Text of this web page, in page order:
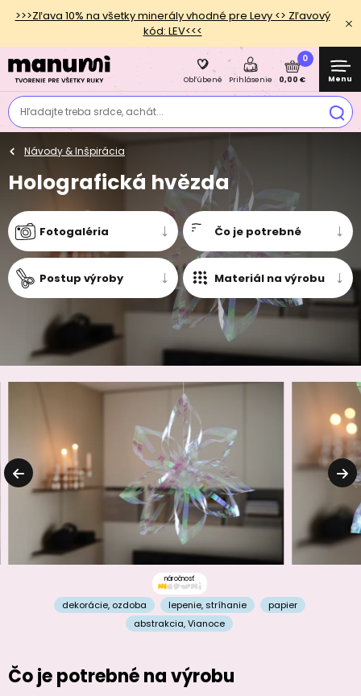
>>>Zľava 10% na všetky minerály vhodné pre Levy <> Zľavový
kód: LEV<<<
Hľadajte treba srdce, achát...
Obľúbené Prihlásenie
0
0,00 € Menu
Návody & Inšpirácia
Holografická hvězda
Fotogaléria Čo je potrebné
Postup výroby Materiál na výrobu
náročnosť
dekorácie, ozdoba lepenie, stríhanie
papier
abstrakcia,Vianoce
Čo je potrebné na výrobu